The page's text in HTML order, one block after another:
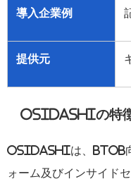
導入企業例
提供元
OSIDASHIの特
OSIDASHIは、 BtoB
ォーム及びインサイド